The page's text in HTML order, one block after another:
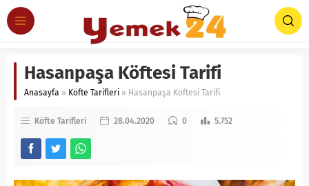
Hasanpaşa Köftesi Tarifi
Anasayfa » Köfte Tarifleri » Hasanpaşa Köftesi Tarifi
Köfte Tarifleri 28.04.2020 0 5.752